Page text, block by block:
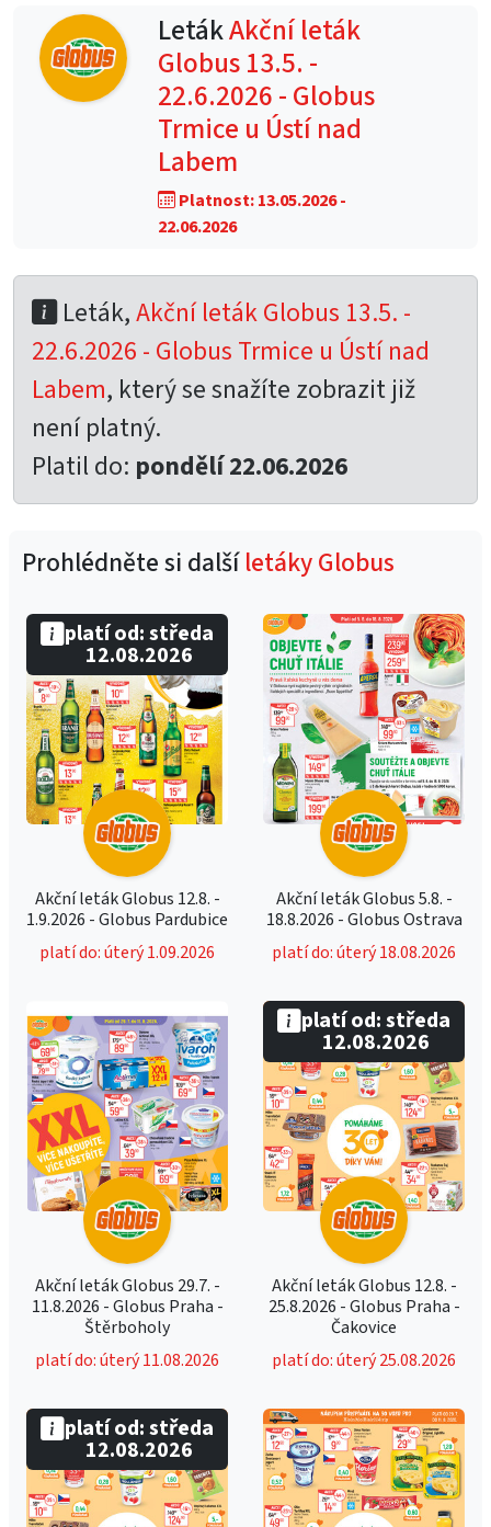
LetákAkční leták
Globus 13.5. -
22.6.2026 - Globus
Trmice u Ústí nad
Labem
Platnost: 13.05.2026 -
22.06.2026
Leták,Akční leták Globus 13.5. -
22.6.2026 - Globus Trmice u Ústí nad
Labem, který se snažíte zobrazit již
není platný.
Platil do: pondělí 22.06.2026
Prohlédněte si dalšíletáky Globus
Akční leták Globus 12.8. -
1.9.2026 - Globus Pardubice
platí do: úterý 1.09.2026
platí od: středa
12.08.2026
Akční leták Globus 5.8. -
18.8.2026 - Globus Ostrava
platí do: úterý 18.08.2026
Akční leták Globus 29.7. -
11.8.2026 - Globus Praha -
Štěrboholy
platí do: úterý 11.08.2026
Akční leták Globus 12.8. -
25.8.2026 - Globus Praha -
Čakovice
platí do: úterý 25.08.2026
platí od: středa
12.08.2026
platí od: středa
12.08.2026